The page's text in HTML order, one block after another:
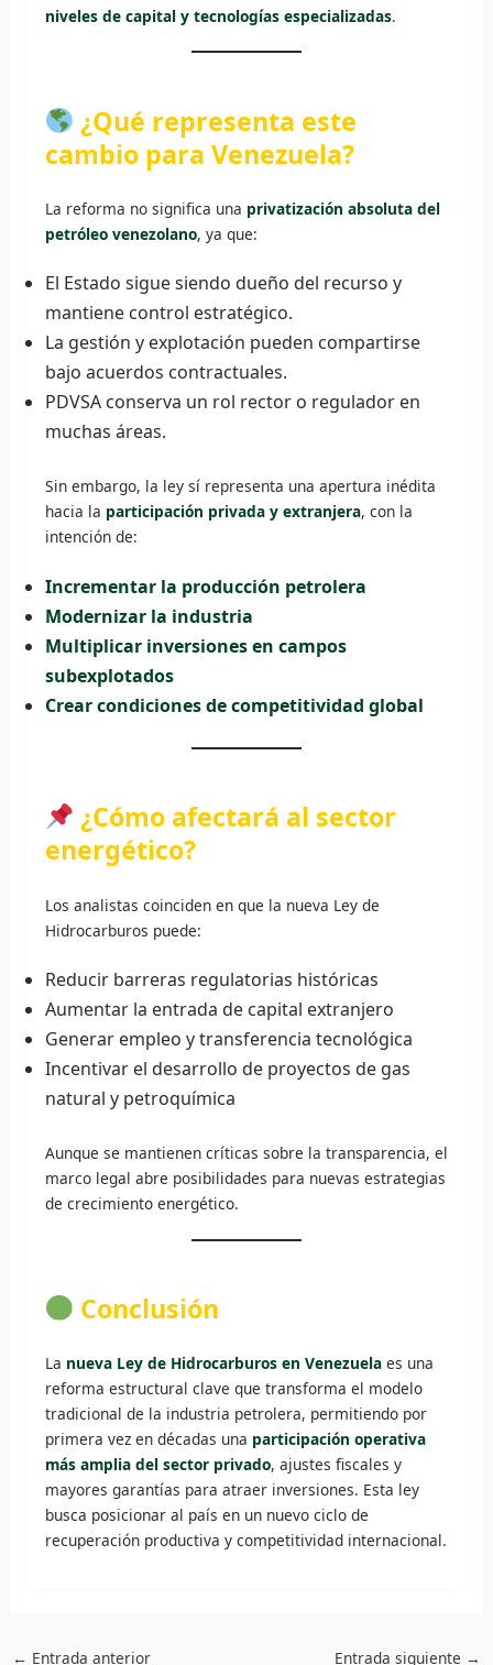
niveles de capital y tecnologías especializadas.
¿Qué representa este
cambio para Venezuela?
La reforma no significa una privatización absoluta del
petróleo venezolano, ya que:
El Estado sigue siendo dueño del recurso y
mantiene control estratégico.
La gestión y explotación pueden compartirse
bajo acuerdos contractuales.
PDVSA conserva un rol rector o regulador en
muchas áreas.
Sin embargo, la ley sí representa una apertura inédita
hacia la participación privada y extranjera, con la
intención de:
Incrementar la producción petrolera
Modernizar la industria
Multiplicar inversiones en campos
subexplotados
Crear condiciones de competitividad global
¿Cómo afectará al sector
energético?
Los analistas coinciden en que la nueva Ley de
Hidrocarburos puede:
Reducir barreras regulatorias históricas
Aumentar la entrada de capital extranjero
Generar empleo y transferencia tecnológica
Incentivar el desarrollo de proyectos de gas
natural y petroquímica
Aunque se mantienen críticas sobre la transparencia, el
marco legal abre posibilidades para nuevas estrategias
de crecimiento energético.
Conclusión
La nueva Ley de Hidrocarburos en Venezuelaes una
reforma estructural clave que transforma el modelo
tradicional de la industria petrolera, permitiendo por
primera vez en décadas una participación operativa
más amplia del sector privado, ajustes fiscales y
mayores garantías para atraer inversiones. Esta ley
busca posicionar al país en un nuevo ciclo de
recuperación productiva y competitividad internacional.
← Entrada anterior Entrada siguiente →